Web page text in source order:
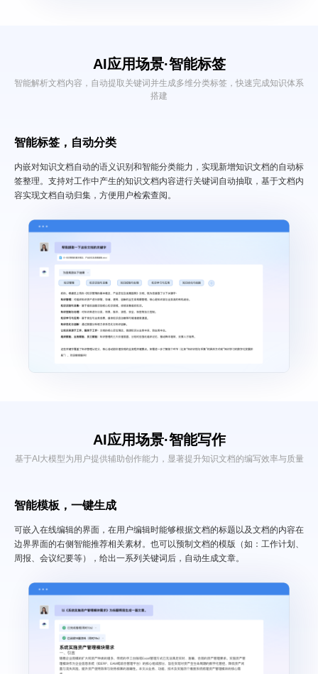
AI应用场景·智能标签
智能解析文档内容，自动提取关键词并生成多维分类标签，快速完成知识体系
搭建
智能标签，自动分类
内嵌对知识文档自动的语义识别和智能分类能力，实现新增知识文档的自动标
签整理。支持对工作中产生的知识文档内容进行关键词自动抽取，基于文档内
容实现文档自动归集，方便用户检索查阅。
AI应用场景·智能写作
基于AI大模型为用户提供辅助创作能力，显著提升知识文档的编写效率与质量
智能模板，一键生成
可嵌入在线编辑的界面，在用户编辑时能够根据文档的标题以及文档的内容在
边界界面的右侧智能推荐相关素材。也可以预制文档的模版（如：工作计划、
周报、会议纪要等），给出一系列关键词后，自动生成文章。